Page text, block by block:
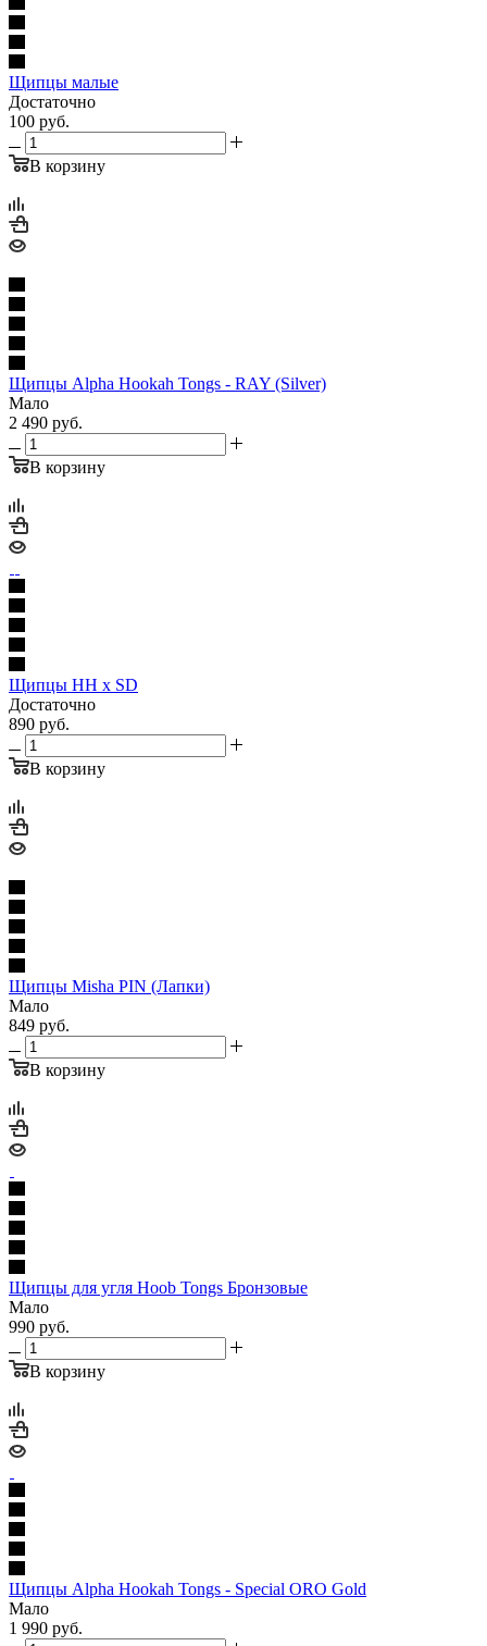
Щипцы малые
Достаточно
100 руб.
В корзину
Щипцы Alpha Hookah Tongs - RAY (Silver)
Мало
2 490 руб.
В корзину
Щипцы HH x SD
Достаточно
890 руб.
В корзину
Щипцы Misha PIN (Лапки)
Мало
849 руб.
В корзину
Щипцы для угля Hoob Tongs Бронзовые
Мало
990 руб.
В корзину
Щипцы Alpha Hookah Tongs - Special ORO Gold
Мало
1 990 руб.